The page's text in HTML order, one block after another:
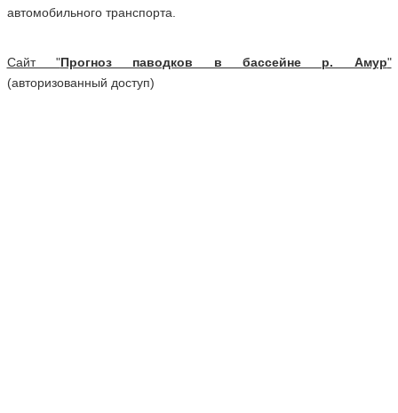
автомобильного транспорта.
Сайт "Прогноз паводков в бассейне р. Амур"
(авторизованный доступ)